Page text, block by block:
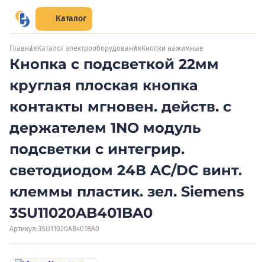
Каталог
Главная Каталог электрооборудования Кнопки нажимные
Кнопка с подсветкой 22мм
круглая плоская кнопка
контакты мгновен. действ. с
держателем 1NO модуль
подсветки с интегрир.
светодиодом 24В AC/DC винт.
клеммы пластик. зел. Siemens
3SU11020AB401BA0
Артикул:3SU11020AB401BA0